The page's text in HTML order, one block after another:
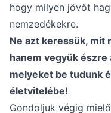
hogy milyen jövőt
nemzedékekre.
Ne azt keressük, mit
hanem vegyük
melyeket be tudunk
életvitelébe!
Gondoljuk végig